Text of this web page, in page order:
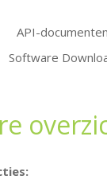
API-documenten
Software